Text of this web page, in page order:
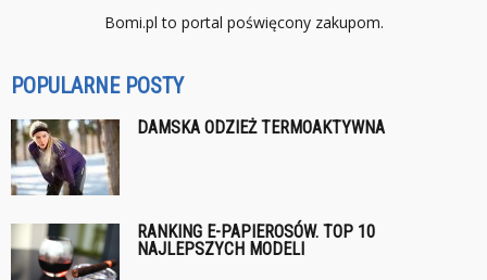
Bomi.pl to portal poświęcony zakupom.
POPULARNE POSTY
DAMSKA ODZIEŻ TERMOAKTYWNA
RANKING E-PAPIEROSÓW. TOP 10
NAJLEPSZYCH MODELI